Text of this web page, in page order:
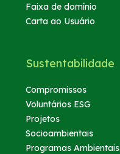
Faixa de domínio
Carta ao Usuário
Sustentabilidade
Compromissos
Voluntários ESG
Projetos
Socioambientais
Programas Ambientais